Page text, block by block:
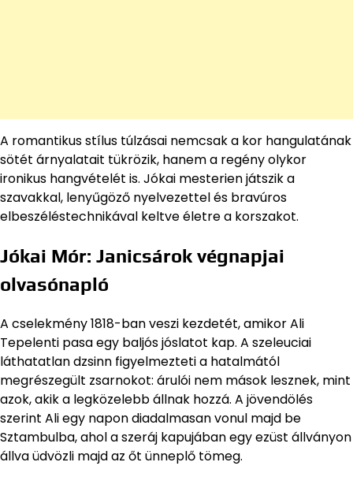
A romantikus stílus túlzásai nemcsak a kor hangulatának
sötét árnyalatait tükrözik, hanem a regény olykor
ironikus hangvételét is. Jókai mesterien játszik a
szavakkal, lenyűgöző nyelvezettel és bravúros
elbeszéléstechnikával keltve életre a korszakot.
Jókai Mór: Janicsárok végnapjai
olvasónapló
A cselekmény 1818-ban veszi kezdetét, amikor Ali
Tepelenti pasa egy baljós jóslatot kap. A szeleuciai
láthatatlan dzsinn figyelmezteti a hatalmától
megrészegült zsarnokot: árulói nem mások lesznek, mint
azok, akik a legközelebb állnak hozzá. A jövendölés
szerint Ali egy napon diadalmasan vonul majd be
Sztambulba, ahol a szeráj kapujában egy ezüst állványon
állva üdvözli majd az őt ünneplő tömeg.